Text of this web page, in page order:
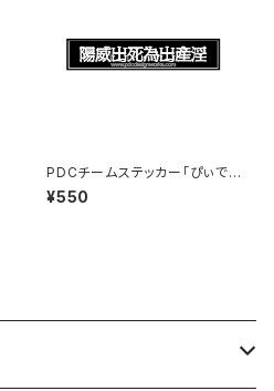
PDCチームステッカー「ぴぃでー
しぃでざいん」
¥550